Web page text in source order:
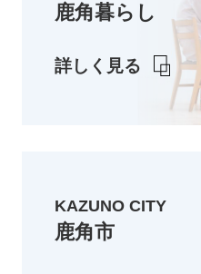
鹿角暮らし
詳しく見る
KAZUNO CITY
鹿角市